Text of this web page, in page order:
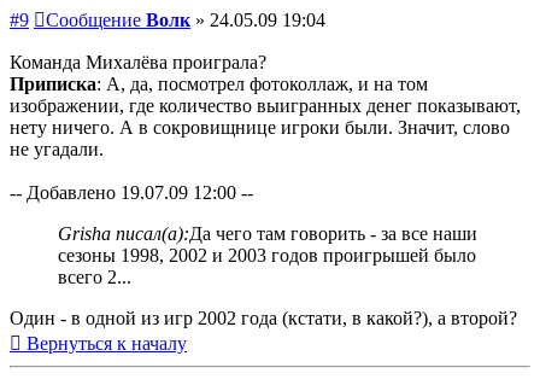
#9 Сообщение Волк » 24.05.09 19:04
Команда Михалёва проиграла?
Приписка: А, да, посмотрел фотоколлаж, и на том
изображении, где количество выигранных денег показывают,
нету ничего. А в сокровищнице игроки были. Значит, слово
не угадали.
-- Добавлено 19.07.09 12:00 --
Grisha писал(а):Да чего там говорить - за все наши
сезоны 1998, 2002 и 2003 годов проигрышей было
всего 2...
Один - в одной из игр 2002 года (кстати, в какой?), а второй?
Вернуться к началу